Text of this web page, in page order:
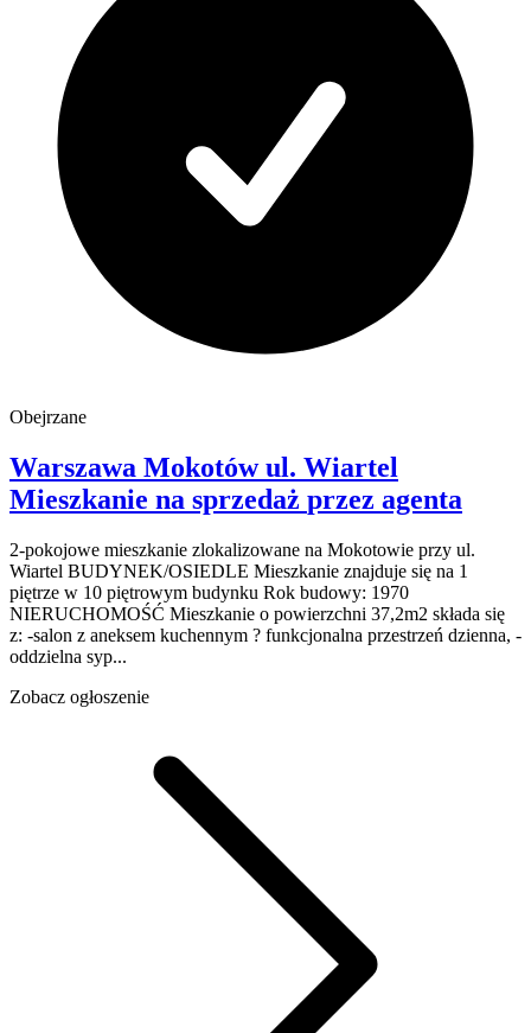
Obejrzane
Warszawa Mokotów ul. Wiartel
Mieszkanie na sprzedaż przez agenta
2-pokojowe mieszkanie zlokalizowane na Mokotowie przy ul.
Wiartel BUDYNEK/OSIEDLE Mieszkanie znajduje się na 1
piętrze w 10 piętrowym budynku Rok budowy: 1970
NIERUCHOMOŚĆ Mieszkanie o powierzchni 37,2m2 składa się
z: -salon z aneksem kuchennym ? funkcjonalna przestrzeń dzienna, -
oddzielna syp...
Zobacz ogłoszenie